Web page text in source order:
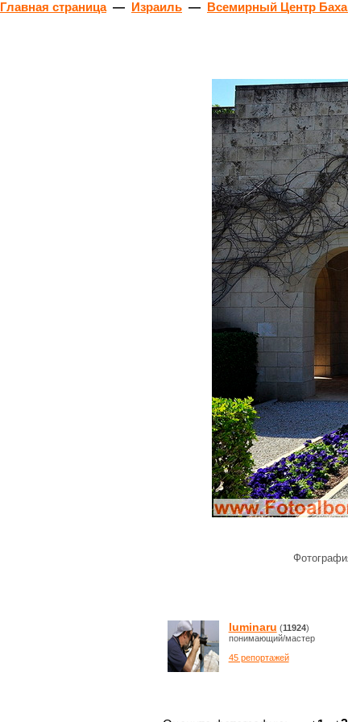
Главная страница— Израиль — Всемирный Центр
luminaru (11924)
понимающий/мастер
45 репортажей